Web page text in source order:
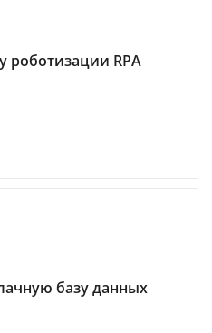
роботизации RPA
базу данных